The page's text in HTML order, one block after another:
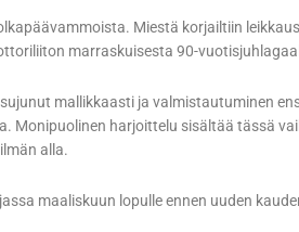
Miestä korjailtiin
marraskuisesta 90-
mallikkaasti ja valmistautuminen
Monipuolinen harjoittelu sisältää tässä
alla.
maaliskuun lopulle ennen uuden